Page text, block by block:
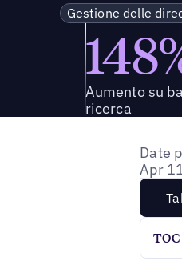
Gestione delle
Aumento su
ricerca
Date
Apr